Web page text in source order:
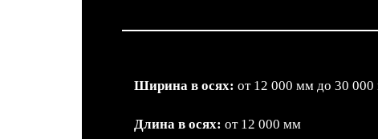
Ширина в осях: от 12 000 мм до 30
Длина в осях: от 12 000 мм